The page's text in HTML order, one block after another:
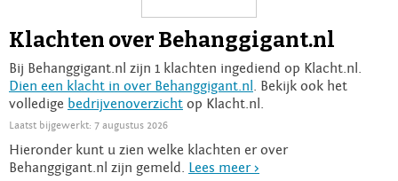
Login
Klachten over Behanggigant.nl
Bij Behanggigant.nl zijn 1 klachten ingediend op Klacht.nl.
Dien een klacht in over Behanggigant.nl
. Bekijk ook het
volledige bedrijvenoverzicht op Klacht.nl.
Laatst bijgewerkt: 7 augustus 2026
Hieronder kunt u zien welke klachten er over
Behanggigant.nl zijn gemeld. Lees meer >